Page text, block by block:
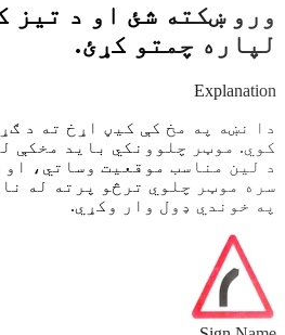
ورو ښکته شئ او د تیز
لپاره چمتو کړئ.
Explanation
دا نښه په مخ کې کیڼ اړخ ته د
کوي. موټر چلوونکي باید مخکې
د لین مناسب موقعیت وساتي،
سره موټر چلوي ترڅو پرته له
په خوندي ډول وار وکړي.